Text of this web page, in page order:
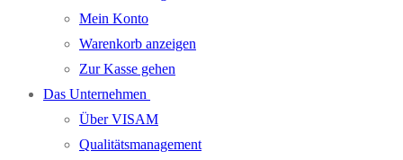
Mein Konto
Warenkorb anzeigen
Zur Kasse gehen
Das Unternehmen
Über VISAM
Qualitätsmanagement